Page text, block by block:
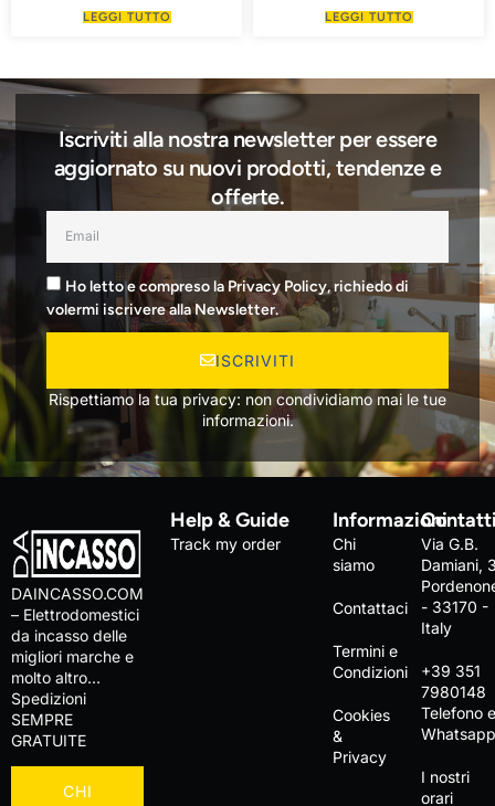
LEGGI TUTTO LEGGI TUTTO
Iscriviti alla nostra newsletter per essere
aggiornato su nuovi prodotti, tendenze e
offerte.
Ho letto e compreso la Privacy Policy, richiedo di
volermi iscrivere alla Newsletter.
ISCRIVITI
Rispettiamo la tua privacy: non condividiamo mai le tue
informazioni.
DAINCASSO.COM
– Elettrodomestici
da incasso delle
migliori marche e
molto altro…
Spedizioni
SEMPRE
GRATUITE
CHI
Help & Guide
Track my order
Informazioni
Chi
siamo
Contattaci
Termini e
Condizioni
Cookies
&
Privacy
Via G.B.
Damiani,
- 33170 -
Italy
+39 351
7980148
Telefono
I nostri
orari